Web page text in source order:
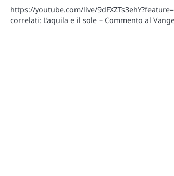
https://youtube.com/live/
correlati: L’aquila e il sole – Commento al